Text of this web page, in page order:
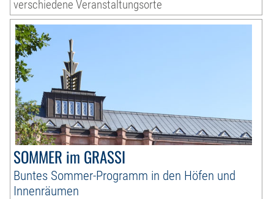
verschiedene Veranstaltungsorte
SOMMER im GRASSI
Buntes Sommer-Programm in den Höfen und
Innenräumen